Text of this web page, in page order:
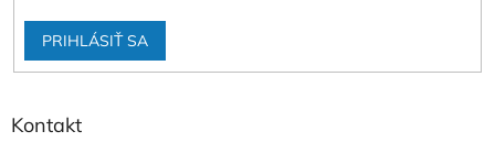
PRIHLÁSIŤ SA
Kontakt